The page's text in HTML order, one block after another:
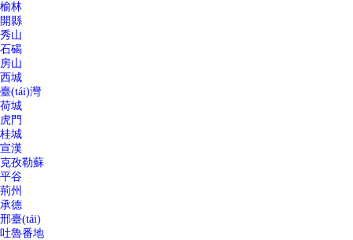
榆林
開縣
秀山
石碣
房山
西城
臺(tái)灣
荷城
虎門
桂城
宣漢
克孜勒蘇
平谷
荊州
承德
邢臺(tái)
吐魯番地